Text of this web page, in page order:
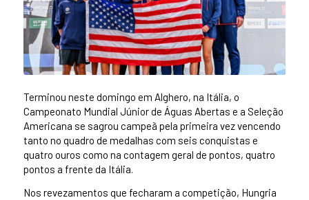
Terminou neste domingo em Alghero, na Itália, o
Campeonato Mundial Júnior de Águas Abertas e a Seleção
Americana se sagrou campeã pela primeira vez vencendo
tanto no quadro de medalhas com seis conquistas e
quatro ouros como na contagem geral de pontos, quatro
pontos a frente da Itália.
Nos revezamentos que fecharam a competição, Hungria